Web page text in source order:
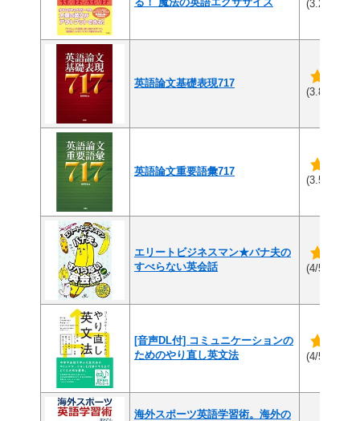
(3.2/5)
英語論文基礎表現717
(3.8/5)
英語論文重要語彙717
(3.5/5)
エリートビジネスマン★バナ夫の
すべらない英会話
(4/5)
[音声DL付] コミュニケーションの
ためのやり直し英文法
(4/5)
海外スポーツ英語学習術。海外の